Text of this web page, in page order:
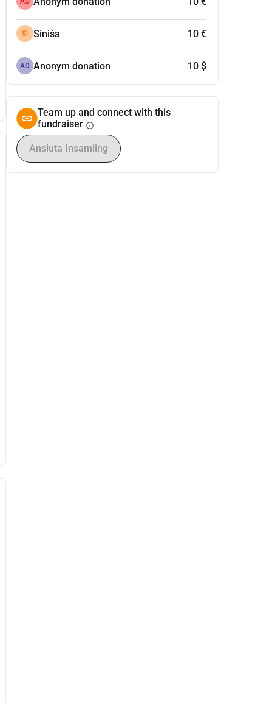
SI Siniša 10 €
AD Anonym donation 10 $
Team up and connect with this
fundraiser info
Ansluta Insamling